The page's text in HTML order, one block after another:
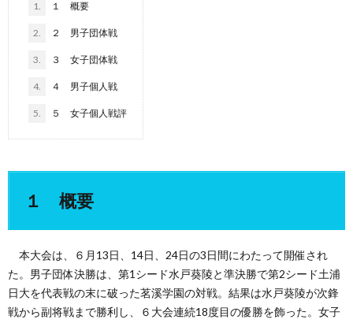
1. １ 概要
2. ２ 男子団体戦
3. ３ 女子団体戦
4. ４ 男子個人戦
5. ５ 女子個人戦評
１ 概要
本大会は、６月13日、14日、24日の3日間にわたって開催され
た。男子団体決勝は、第1シード水戸葵陵と準決勝で第2シード土浦
日大を代表戦の末に破った茗溪学園の対戦。結果は水戸葵陵が次鋒
戦から副将戦まで勝利し、６大会連続18度目の優勝を飾った。女子